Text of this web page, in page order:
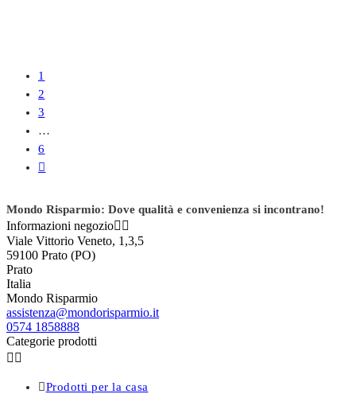
1
2
3
…
6

Mondo Risparmio: Dove qualità e convenienza si incontrano!
Informazioni negozio 
Viale Vittorio Veneto, 1,3,5
59100 Prato (PO)
Prato
Italia
Mondo Risparmio
assistenza@mondorisparmio.it
0574 1858888
Categorie prodotti
 
Prodotti per la casa